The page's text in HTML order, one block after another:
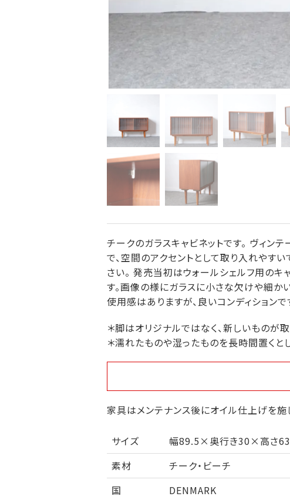
チークのガラスキャビネットです。 ヴィン
で、空間のアクセントとして取り入れやす
さい。 発売当初はウォールシェルフ用の
す。画像の様にガラスに小さな欠けや細か
使用感はありますが、良いコンディションで
＊脚はオリジナルではなく、新しいものが
＊濡れたものや湿ったものを長時間置くと
家具はメンテナンス後にオイル仕上げを施
サイズ
幅89.5×奥行き30×高さ63
素材
チーク・ビーチ
国
DENMARK